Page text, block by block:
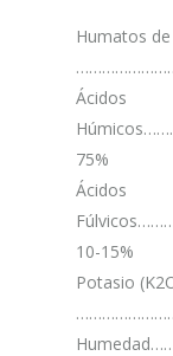
Humatos
Ácidos
75%
Ácidos
10-15%
Potasio